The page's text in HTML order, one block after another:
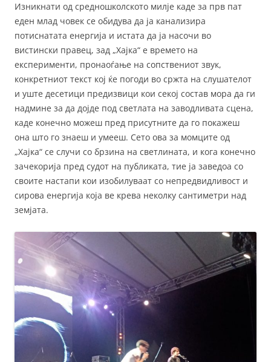
Изникнати од средношколското милје каде за прв пат
еден млад човек се обидува да ја канализира
потиснатата енергија и истата да ја насочи во
вистински правец, зад „Хајка“ е времето на
експерименти, пронаоѓање на сопствениот звук,
конкретниот текст кој ќе погоди во сржта на слушателот
и уште десетици предизвици кои секој состав мора да ги
надмине за да дојде под светлата на заводливата сцена,
каде конечно можеш пред присутните да го покажеш
она што го знаеш и умееш. Сето ова за момците од
„Хајка“ се случи со брзина на светлината, и кога конечно
зачекорија пред судот на публиката, тие ја заведоа со
своите настапи кои изобилуваат со непредвидливост и
сирова енергија која ве крева неколку сантиметри над
земјата.